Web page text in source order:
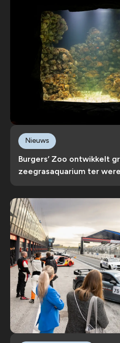
Burgers’ Zoo ontwikkelt
zeegrasaquarium ter
Nieuws